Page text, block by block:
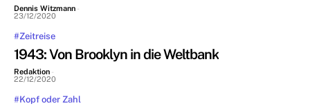
Dennis Witzmann -
23/12/2020
#Zeitreise
1943: Von Brooklyn in die Weltbank
Redaktion -
22/12/2020
#Kopf oder Zahl